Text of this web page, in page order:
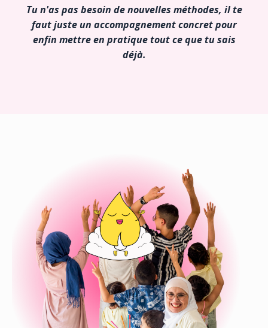
Tu n'as pas besoin de nouvelles méthodes, il te
faut juste un accompagnement concret pour
enfin mettre en pratique tout ce que tu sais
déjà.